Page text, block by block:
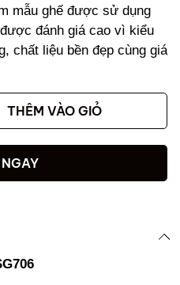
mẫu ghế được sử dụng
đánh giá cao vì kiểu
chất liệu bền đẹp cùng giá
THÊM VÀO GIỎ